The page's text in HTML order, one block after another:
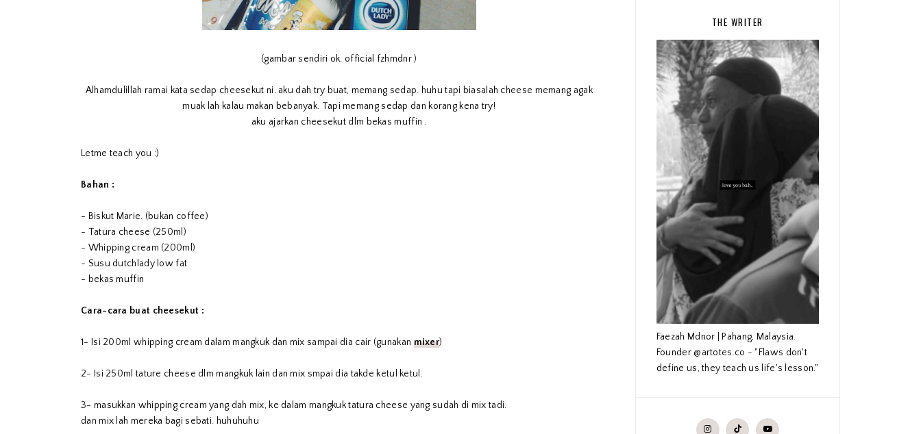
(gambar sendiri ok. official fzhmdnr )
Alhamdulillah ramai kata sedap cheesekut ni. aku dah try buat, memang sedap. huhu tapi biasalah cheese memang agak
muak lah kalau makan bebanyak. Tapi memang sedap dan korang kena try!
aku ajarkan cheesekut dlm bekas muffin .
Letme teach you :)
Bahan :
- Biskut Marie. (bukan coffee)
- Tatura cheese (250ml)
- Whipping cream (200ml)
- Susu dutchlady low fat
- bekas muffin
Cara-cara buat cheesekut :
1- Isi 200ml whipping cream dalam mangkuk dan mix sampai dia cair (gunakan mixer)
2- Isi 250ml tature cheese dlm mangkuk lain dan mix smpai dia takde ketul ketul.
3- masukkan whipping cream yang dah mix, ke dalam mangkuk tatura cheese yang sudah di mix tadi.
dan mix lah mereka bagi sebati. huhuhuhu
THE WRITER
Faezah Mdnor | Pahang, Malaysia.
Founder @artotes.co - "Flaws don't
define us, they teach us life's lesson."